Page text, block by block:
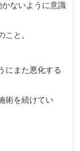
ないように意識
こと。
にまた悪化する
術を続けてい